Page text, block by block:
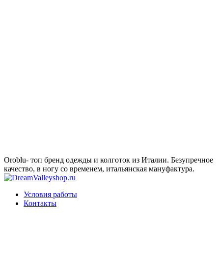
Oroblu- топ бренд одежды и колготок из Италии. Безупречное
качество, в ногу со временем, итальянская мануфактура.
Условия работы
Контакты